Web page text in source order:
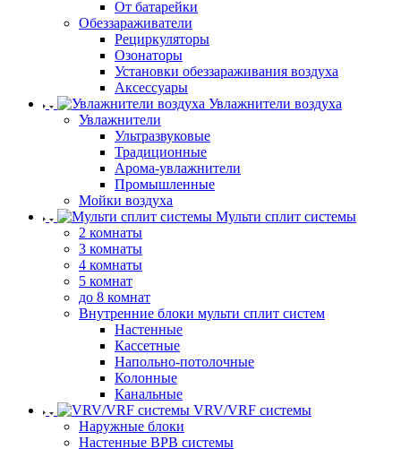
От батарейки
Обеззараживатели
Рециркуляторы
Озонаторы
Установки обеззараживания воздуха
Аксессуары
Увлажнители воздуха
Увлажнители
Ультразвуковые
Традиционные
Арома-увлажнители
Промышленные
Мойки воздуха
Мульти сплит системы
2 комнаты
3 комнаты
4 комнаты
5 комнат
до 8 комнат
Внутренние блоки мульти сплит систем
Настенные
Кассетные
Напольно-потолочные
Колонные
Канальные
VRV/VRF системы
Наружные блоки
Настенные ВРВ системы